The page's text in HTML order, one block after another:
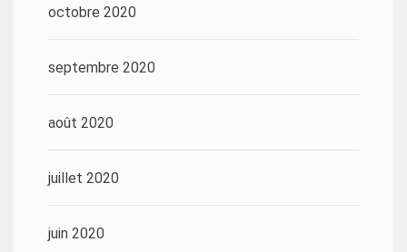
octobre 2020
septembre 2020
août 2020
juillet 2020
juin 2020